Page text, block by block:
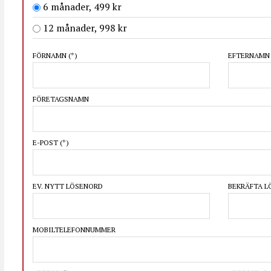
6 månader, 499 kr
12 månader, 998 kr
FÖRNAMN (*) EFTERNAMN
FÖRETAGSNAMN
E-POST (*)
EV. NYTT LÖSENORD BEKRÄFTA
MOBILTELEFONNUMMER